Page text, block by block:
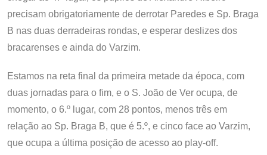
precisam obrigatoriamente de derrotar Paredes e Sp. Braga
B nas duas derradeiras rondas, e esperar deslizes dos
bracarenses e ainda do Varzim.
Estamos na reta final da primeira metade da época, com
duas jornadas para o fim, e o S. João de Ver ocupa, de
momento, o 6.º lugar, com 28 pontos, menos três em
relação ao Sp. Braga B, que é 5.º, e cinco face ao Varzim,
que ocupa a última posição de acesso ao play-off.